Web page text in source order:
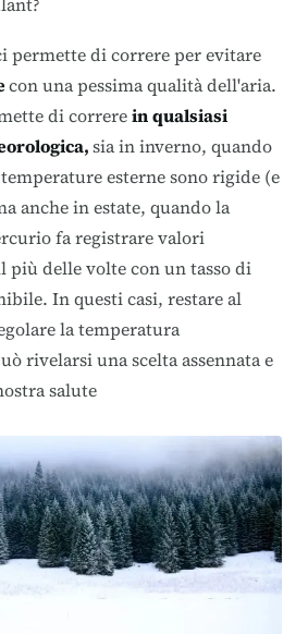
permette di correre per evitare
con una pessima qualità dell'aria.
di correreinqualsiasi
sia in inverno, quando
esterne sono rigide (e
anche in estate, quando la
fa registrare valori
delle volte con un tasso di
In questi casi, restare al
la temperatura
rivelarsi una scelta assennata e
salute